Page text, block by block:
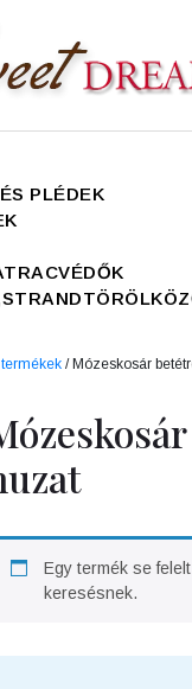
PLÉDEK
termékek / Mózeskosár
Egy termék se
keresésnek.